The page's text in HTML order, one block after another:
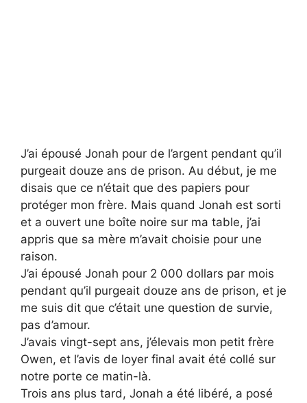
J’ai épousé Jonah pour de l’argent pendant qu’il
purgeait douze ans de prison. Au début, je me
disais que ce n’était que des papiers pour
protéger mon frère. Mais quand Jonah est sorti
et a ouvert une boîte noire sur ma table, j’ai
appris que sa mère m’avait choisie pour une
raison.
J’ai épousé Jonah pour 2 000 dollars par mois
pendant qu’il purgeait douze ans de prison, et je
me suis dit que c’était une question de survie,
pas d’amour.
J’avais vingt-sept ans, j’élevais mon petit frère
Owen, et l’avis de loyer final avait été collé sur
notre porte ce matin-là.
Trois ans plus tard, Jonah a été libéré, a posé